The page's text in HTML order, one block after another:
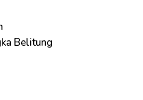
Belitung